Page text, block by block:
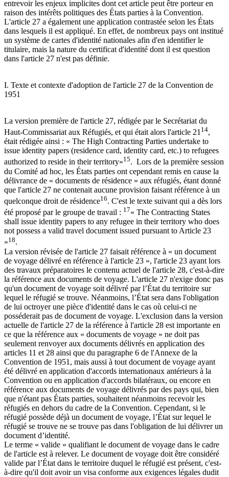
entrevoir les enjeux implicites dont cet article peut être porteur en
raison des intérêts politiques des États parties à la Convention.
L'article 27 a également une application contrastée selon les États
dans lesquels il est appliqué. En effet, de nombreux pays ont institué
un système de cartes d'identité nationales afin d'en identifier le
titulaire, mais la nature du certificat d'identité dont il est question
dans l'article 27 n'est pas définie.
I. Texte et contexte d'adoption de l'article 27 de la Convention de
1951
La version première de l'article 27, rédigée par le Secrétariat du
Haut-Commissariat aux Réfugiés, et qui était alors l'article 21 14,
était rédigée ainsi : « The High Contracting Parties undertake to
issue identity papers (residence card, identity card, etc.) to refugees
authorized to reside in their territory»15. Lors de la première session
du Comité ad hoc, les États parties ont cependant remis en cause la
délivrance de « documents de résidence » aux réfugiés, étant donné
que l'article 27 ne contenait aucune provision faisant référence à un
quelconque droit de résidence16. C'est le texte suivant qui a dès lors
été proposé par le groupe de travail : 17« The Contracting States
shall issue identity papers to any refugee in their territory who does
not possess a valid travel document issued pursuant to Article 23
»18.
La version révisée de l'article 27 faisait référence à « un document
de voyage délivré en référence à l'article 23 », l'article 23 ayant lors
des travaux préparatoires le contenu actuel de l'article 28, c'est-à-dire
la référence aux documents de voyage. L'article 27 n'exige donc pas
qu'un document de voyage soit délivré par l’État du territoire sur
lequel le réfugié se trouve. Néanmoins, l’État sera dans l'obligation
de lui octroyer une pièce d'identité dans le cas où celui-ci ne
posséderait pas de document de voyage. L'exclusion dans la version
actuelle de l'article 27 de la référence à l'article 28 est importante en
ce que la référence aux « documents de voyage » ne doit pas
seulement renvoyer aux documents délivrés en application des
articles 11 et 28 ainsi que du paragraphe 6 de l'Annexe de la
Convention de 1951, mais aussi à tout document de voyage ayant
été délivré en application d'accords internationaux antérieurs à la
Convention ou en application d'accords bilatéraux, ou encore en
référence aux documents de voyage délivrés par des pays qui, bien
que n'étant pas États parties, souhaitent néanmoins recevoir les
réfugiés en dehors du cadre de la Convention. Cependant, si le
réfugié possède déjà un document de voyage, l’État sur lequel le
réfugié se trouve ne se trouve pas dans l'obligation de lui délivrer un
document d’identité.
Le terme « valide » qualifiant le document de voyage dans le cadre
de l'article est à relever. Le document de voyage doit être considéré
valide par l’État dans le territoire duquel le réfugié est présent, c'est-
à-dire qu'il doit avoir un visa conforme aux exigences légales dudit